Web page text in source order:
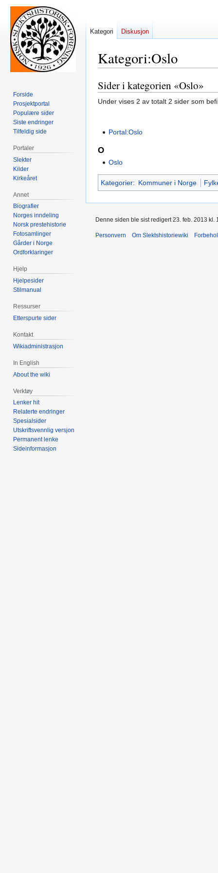
Kategori:Oslo
Hopp
til
navigering
Hopp
til
søk
Sider i kategorien «Oslo»
Under vises 2 av totalt 2 sider som
Portal:Oslo
O
Oslo
Kategorier: Kommuner i Norge
Kategori Diskusjon
Forside
Prosjektportal
Populære sider
Siste endringer
Tilfeldig side
Portaler
Slekter
Kilder
Kirkeåret
Annet
Biografier
Norges inndeling
Norsk prestehistorie
Fotosamlinger
Gårder i Norge
Ordforklaringer
Hjelp
Hjelpesider
Stilmanual
Ressurser
Etterspurte sider
Kontakt
Wikiadministrasjon
In English
About the wiki
Verktøy
Lenker hit
Relaterte endringer
Spesialsider
Utskriftsvennlig versjon
Permanent lenke
Sideinformasjon
Denne siden ble sist redigert 23. feb. 2013 kl.
Personvern Om Slektshistoriewiki